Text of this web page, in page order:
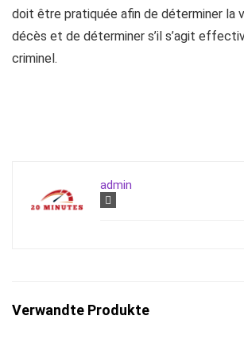
doit être pratiquée afin de déterminer la
décès et de déterminer s’il s’agit
criminel.
admin
Verwandte Produkte